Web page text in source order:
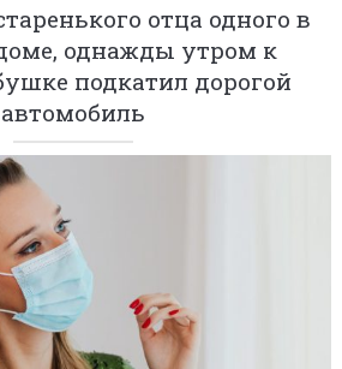
отца одного в
однажды утром к
подкатил дорогой
автомобиль